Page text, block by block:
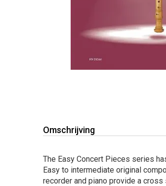
Omschrijving
The Easy Concert Pieces series
Easy to intermediate original
recorder and piano provide a